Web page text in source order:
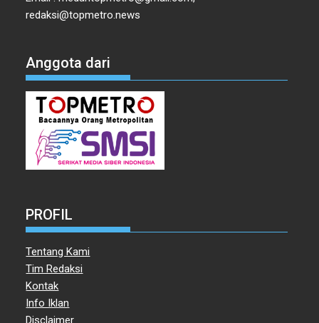
redaksi@topmetro.news
Anggota dari
PROFIL
Tentang Kami
Tim Redaksi
Kontak
Info Iklan
Disclaimer